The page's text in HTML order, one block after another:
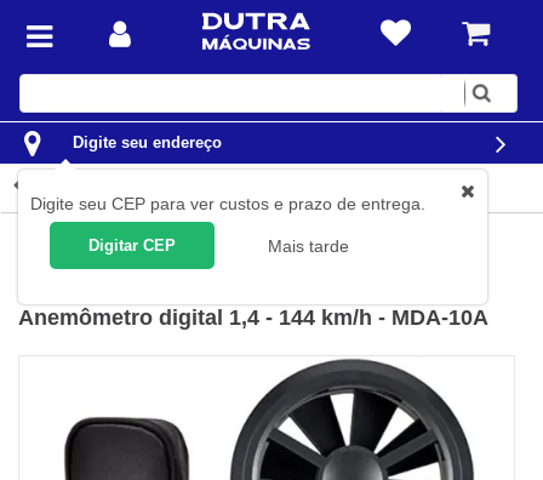
Digite
Digite seu endereço
Digite seu CEP para ver custos e prazo de entrega.
Digitar CEP Mais tarde
Instrumentos de Medição Termo-Anemômetros
Anemômetro digital 1,4 - 144 km/h - MDA-10A